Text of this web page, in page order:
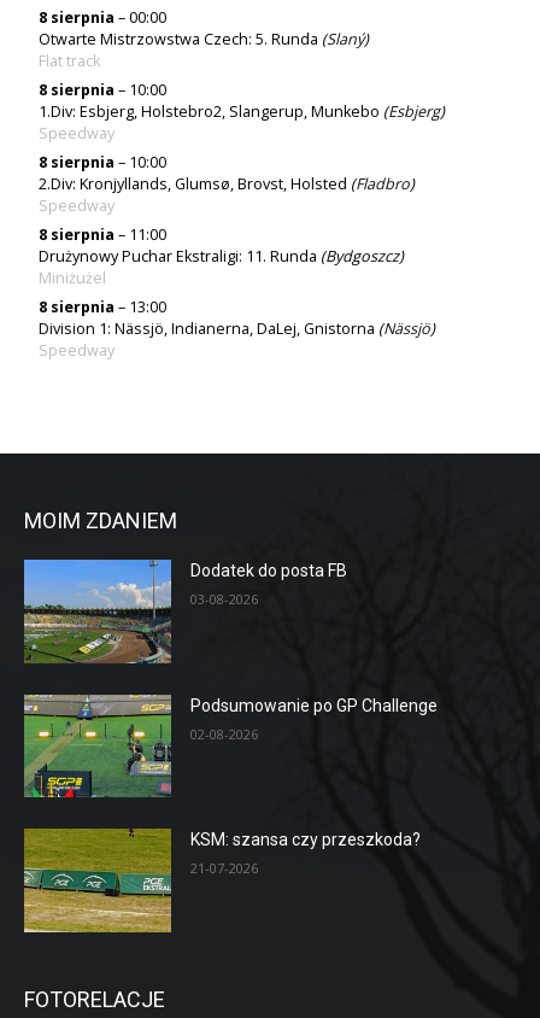
8 sierpnia – 00:00
Otwarte Mistrzowstwa Czech: 5. Runda (Slaný)
Flat track
8 sierpnia – 10:00
1.Div: Esbjerg, Holstebro2, Slangerup, Munkebo (Esbjerg)
Speedway
8 sierpnia – 10:00
2.Div: Kronjyllands, Glumsø, Brovst, Holsted (Fladbro)
Speedway
8 sierpnia – 11:00
Drużynowy Puchar Ekstraligi: 11. Runda (Bydgoszcz)
Miniżużel
8 sierpnia – 13:00
Division 1: Nässjö, Indianerna, DaLej, Gnistorna (Nässjö)
Speedway
MOIM ZDANIEM
Dodatek do posta FB
03-08-2026
Podsumowanie po GP Challenge
02-08-2026
KSM: szansa czy przeszkoda?
21-07-2026
FOTORELACJE